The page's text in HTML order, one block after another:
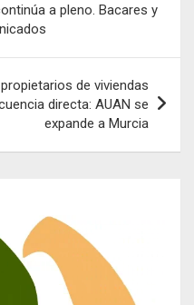
a pleno. Bacares y
de viviendas
directa: AUAN se
expande a Murcia